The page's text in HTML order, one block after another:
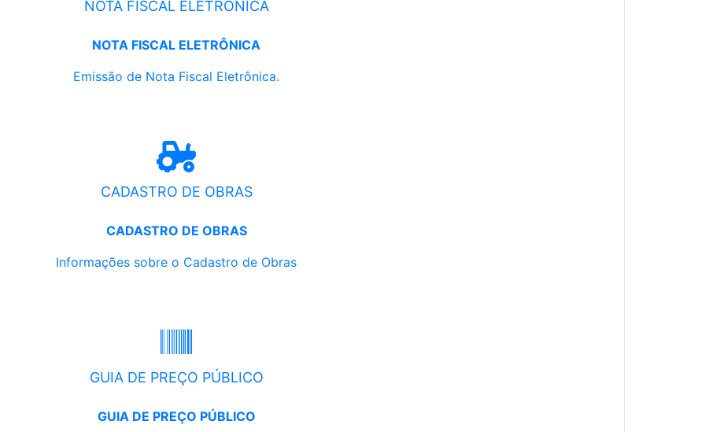
NOTA FISCAL ELETRÔNICA
NOTA FISCAL ELETRÔNICA
Emissão de Nota Fiscal Eletrônica.
CADASTRO DE OBRAS
CADASTRO DE OBRAS
Informações sobre o Cadastro de Obras
GUIA DE PREÇO PÚBLICO
GUIA DE PREÇO PÚBLICO